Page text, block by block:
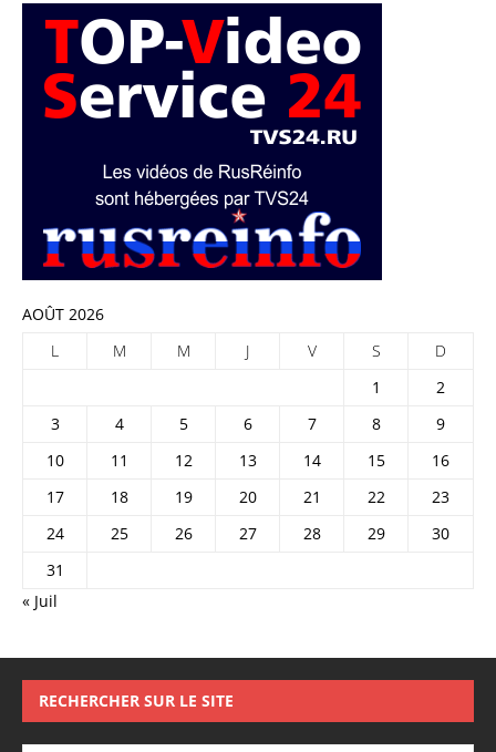
AOÛT 2026
L
M M J V S
D
1
2
3
4 5 6 7 8
9
10
11 12 13 14 15
16
17
18 19 20 21 22
23
24
25 26 27 28 29
30
31
« Juil
RECHERCHER SUR LE SITE